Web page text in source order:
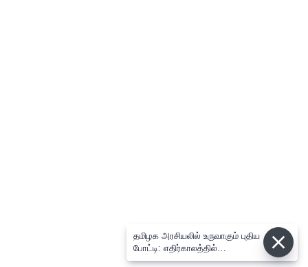
தமிழக அரசியலில் உருவாகும் புதிய
போட்டி: எதிர்காலத்தில்
விஜய்க்கும், தனுசுக்கும்